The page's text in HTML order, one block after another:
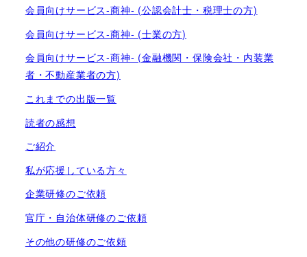
会員向けサービス-商神- (公認会計士・税理士の方)
会員向けサービス-商神- (士業の方)
会員向けサービス-商神- (金融機関・保険会社・内装業
者・不動産業者の方)
これまでの出版一覧
読者の感想
ご紹介
私が応援している方々
企業研修のご依頼
官庁・自治体研修のご依頼
その他の研修のご依頼